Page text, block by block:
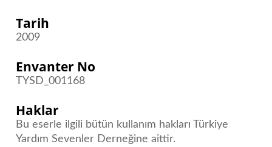
Tarih
2009
Envanter No
TYSD_001168
Haklar
Bu eserle ilgili bütün kullanım hakları Türkiye
Yardım Sevenler Derneğine aittir.